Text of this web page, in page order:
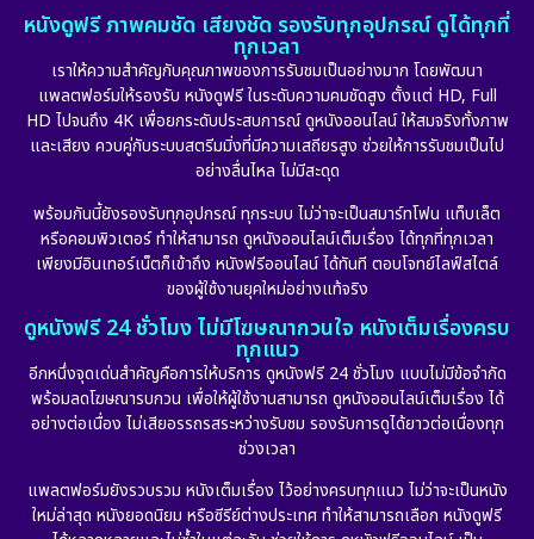
หนังดูฟรี ภาพคมชัด เสียงชัด รองรับทุกอุปกรณ์ ดูได้ทุกที่
ทุกเวลา
เราให้ความสำคัญกับคุณภาพของการรับชมเป็นอย่างมาก โดยพัฒนา
แพลตฟอร์มให้รองรับ หนังดูฟรี ในระดับความคมชัดสูง ตั้งแต่ HD, Full
HD ไปจนถึง 4K เพื่อยกระดับประสบการณ์ ดูหนังออนไลน์ ให้สมจริงทั้งภาพ
และเสียง ควบคู่กับระบบสตรีมมิ่งที่มีความเสถียรสูง ช่วยให้การรับชมเป็นไป
อย่างลื่นไหล ไม่มีสะดุด
พร้อมกันนี้ยังรองรับทุกอุปกรณ์ ทุกระบบ ไม่ว่าจะเป็นสมาร์ทโฟน แท็บเล็ต
หรือคอมพิวเตอร์ ทำให้สามารถ ดูหนังออนไลน์เต็มเรื่อง ได้ทุกที่ทุกเวลา
เพียงมีอินเทอร์เน็ตก็เข้าถึง หนังฟรีออนไลน์ ได้ทันที ตอบโจทย์ไลฟ์สไตล์
ของผู้ใช้งานยุคใหม่อย่างแท้จริง
ดูหนังฟรี 24 ชั่วโมง ไม่มีโฆษณากวนใจ หนังเต็มเรื่องครบ
ทุกแนว
อีกหนึ่งจุดเด่นสำคัญคือการให้บริการ ดูหนังฟรี 24 ชั่วโมง แบบไม่มีข้อจำกัด
พร้อมลดโฆษณารบกวน เพื่อให้ผู้ใช้งานสามารถ ดูหนังออนไลน์เต็มเรื่อง ได้
อย่างต่อเนื่อง ไม่เสียอรรถรสระหว่างรับชม รองรับการดูได้ยาวต่อเนื่องทุก
ช่วงเวลา
แพลตฟอร์มยังรวบรวม หนังเต็มเรื่อง ไว้อย่างครบทุกแนว ไม่ว่าจะเป็นหนัง
ใหม่ล่าสุด หนังยอดนิยม หรือซีรีย์ต่างประเทศ ทำให้สามารถเลือก หนังดูฟรี